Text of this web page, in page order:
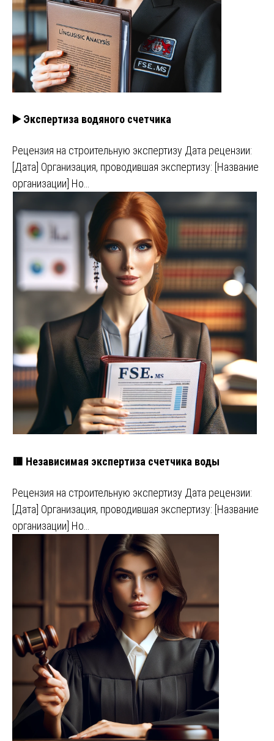
▶️ Экспертиза водяного счетчика
Рецензия на строительную экспертизу Дата рецензии:
[Дата] Организация, проводившая экспертизу: [Название
организации] Но…
🟥 Независимая экспертиза счетчика воды
Рецензия на строительную экспертизу Дата рецензии:
[Дата] Организация, проводившая экспертизу: [Название
организации] Но…